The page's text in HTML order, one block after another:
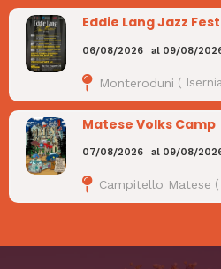
Eddie Lang Jazz
06/08/2026 al 09/08/
Monteroduni ( Isernia
Matese Volks Camp
07/08/2026 al 09/08/
Campitello Matese (